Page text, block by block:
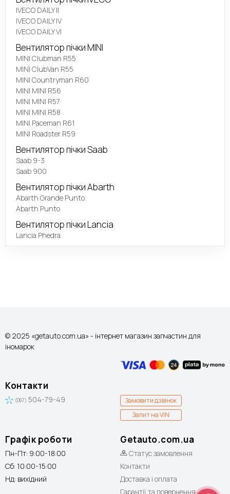
IVECO DAILY II
IVECO DAILY IV
IVECO DAILY VI
Вентилятор пічки MINI
MINI Clubman R55
MINI ClubVan R55
MINI Countryman R60
MINI MINI R56
MINI MINI R57
MINI MINI R58
MINI Paceman R61
MINI Roadster R59
Вентилятор пічки Saab
Saab 9-3
Saab 900
Вентилятор пічки Abarth
Abarth Grande Punto
Abarth Punto
Вентилятор пічки Lancia
Lancia Phedra
© 2025 «getauto.com.ua» - інтернет магазин запчастин для
іномарок
Контакти
(067) 504-79-49
Замовити дзвінок
Запит на VIN
Графік роботи
Пн-Пт: 9:00-18:00
Сб: 10:00-15:00
Нд: вихідний
Getauto.com.ua
Статус замовлення
Контакти
Доставка і оплата
Гарантії та повернення